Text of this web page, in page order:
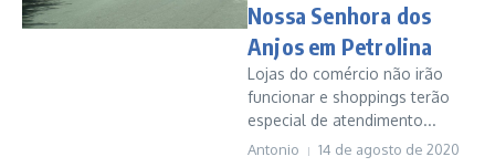
Nossa Senhora dos
Anjos em Petrolina
Lojas do comércio não irão
funcionar e shoppings terão
especial de atendimento...
Antonio 14 de agosto de 2020